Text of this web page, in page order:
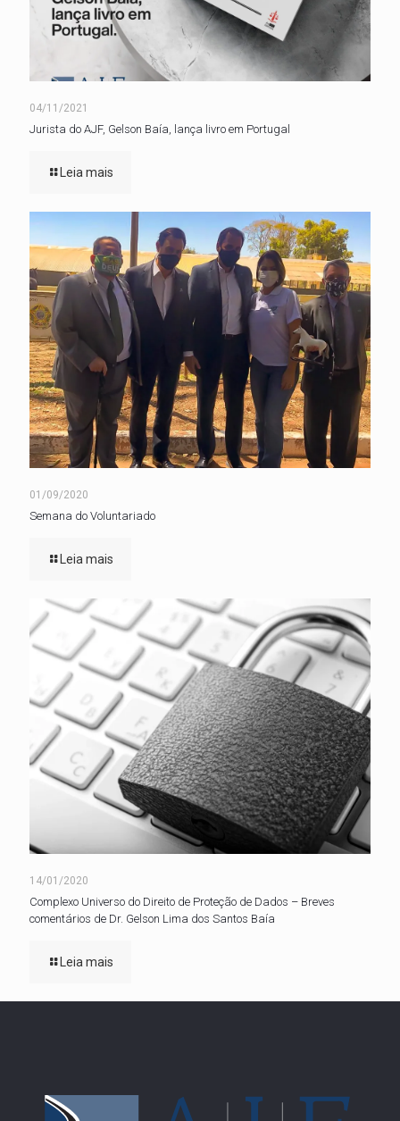
04/11/2021
Jurista do AJF, Gelson Baía, lança livro em Portugal
Leia mais
01/09/2020
Semana do Voluntariado
Leia mais
14/01/2020
Complexo Universo do Direito de Proteção de Dados – Breves
comentários de Dr. Gelson Lima dos Santos Baía
Leia mais